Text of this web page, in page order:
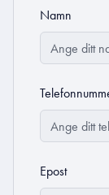
Namn
Epost